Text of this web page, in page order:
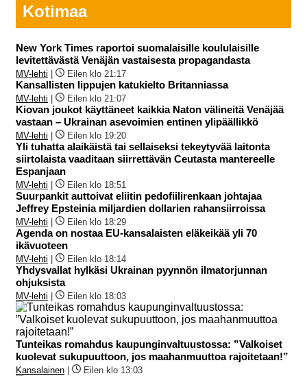
Kotimaa
New York Times raportoi suomalaisille koululaisille
levitettävästä Venäjän vastaisesta propagandasta
MV-lehti | Eilen klo 21:17
Kansallisten lippujen katukielto Britanniassa
MV-lehti | Eilen klo 21:07
Kiovan joukot käyttäneet kaikkia Naton välineitä Venäjää
vastaan – Ukrainan asevoimien entinen ylipäällikkö
MV-lehti | Eilen klo 19:20
Yli tuhatta alaikäistä tai sellaiseksi tekeytyvää laitonta
siirtolaista vaaditaan siirrettävän Ceutasta mantereelle
Espanjaan
MV-lehti | Eilen klo 18:51
Suurpankit auttoivat eliitin pedofiilirenkaan johtajaa
Jeffrey Epsteinia miljardien dollarien rahansiirroissa
MV-lehti | Eilen klo 18:29
Agenda on nostaa EU-kansalaisten eläkeikää yli 70
ikävuoteen
MV-lehti | Eilen klo 18:14
Yhdysvallat hylkäsi Ukrainan pyynnön ilmatorjunnan
ohjuksista
MV-lehti | Eilen klo 18:03
Tunteikas romahdus kaupunginvaltuustossa: ”Valkoiset
kuolevat sukupuuttoon, jos maahanmuuttoa rajoitetaan!”
Kansalainen | Eilen klo 13:03